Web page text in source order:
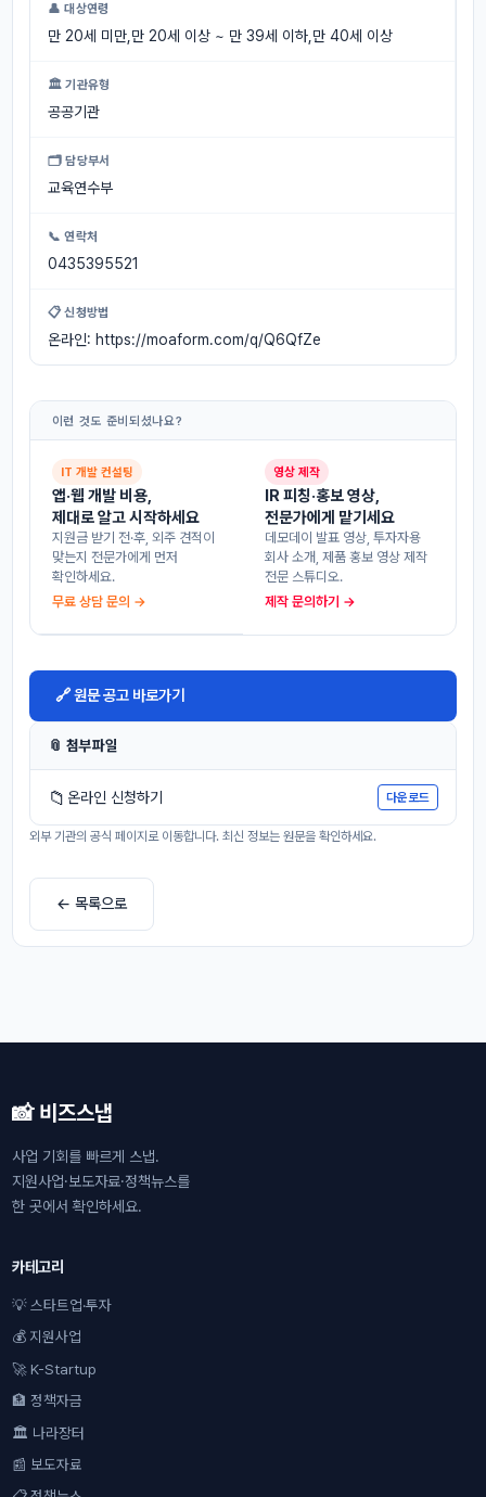
👤 대상연령
만 20세 미만,만 20세 이상 ~ 만 39세 이하,만 40세 이상
🏛 기관유형
공공기관
🗂 담당부서
교육연수부
📞 연락처
0435395521
📋 신청방법
온라인: https://moaform.com/q/Q6QfZe
이런 것도 준비되셨나요?
IT 개발 컨설팅
앱·웹 개발 비용,
제대로 알고 시작하세요
지원금 받기 전·후, 외주 견적이
맞는지 전문가에게 먼저
확인하세요.
무료 상담 문의 →
영상 제작
IR 피칭·홍보 영상,
전문가에게 맡기세요
데모데이 발표 영상, 투자자용
회사 소개, 제품 홍보 영상 제작
전문 스튜디오.
제작 문의하기 →
🔗 원문 공고 바로가기
📎 첨부파일
📁 온라인 신청하기 다운로드
외부 기관의 공식 페이지로 이동합니다. 최신 정보는 원문을 확인하세요.
← 목록으로
📸 비즈스냅
사업 기회를 빠르게 스냅.
지원사업·보도자료·정책뉴스를
한 곳에서 확인하세요.
카테고리
💡 스타트업·투자
💰 지원사업
🚀 K-Startup
🏦 정책자금
🏛 나라장터
📰 보도자료